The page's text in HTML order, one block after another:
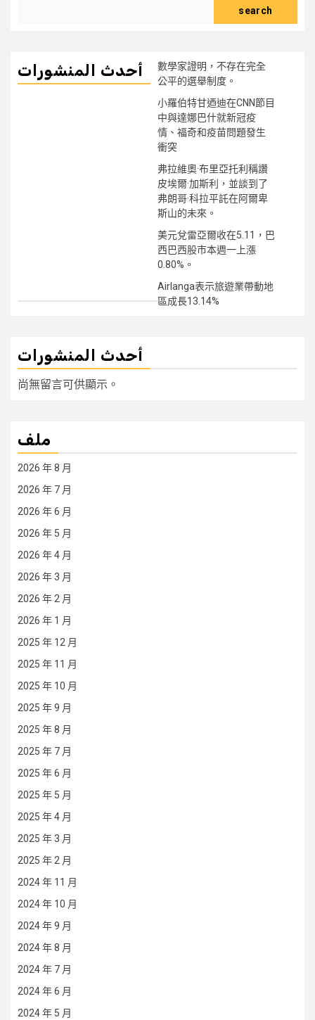
search
أحدث المنشورات
數學家證明，不存在完全
公平的選舉制度。
小羅伯特甘迺迪在CNN節目
中與達娜巴什就新冠疫
情、福奇和疫苗問題發生
衝突
弗拉維奧·布里亞托利稱讚
皮埃爾·加斯利，並談到了
弗朗哥·科拉平託在阿爾卑
斯山的未來。
美元兌雷亞爾收在5.11，巴
西巴西股市本週一上漲
0.80%。
Airlanga表示旅遊業帶動地
區成長13.14%
أحدث المنشورات
尚無留言可供顯示。
ملف
2026 年 8 月
2026 年 7 月
2026 年 6 月
2026 年 5 月
2026 年 4 月
2026 年 3 月
2026 年 2 月
2026 年 1 月
2025 年 12 月
2025 年 11 月
2025 年 10 月
2025 年 9 月
2025 年 8 月
2025 年 7 月
2025 年 6 月
2025 年 5 月
2025 年 4 月
2025 年 3 月
2025 年 2 月
2024 年 11 月
2024 年 10 月
2024 年 9 月
2024 年 8 月
2024 年 7 月
2024 年 6 月
2024 年 5 月